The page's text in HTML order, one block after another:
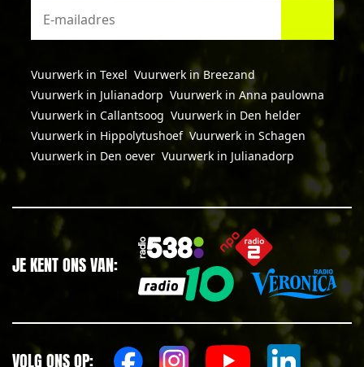
Vuurwerk in Texel Vuurwerk in Breezand
Vuurwerk in Julianadorp Vuurwerk in Anna paulowna
Vuurwerk in Callantsoog Vuurwerk in Den helder
Vuurwerk in Hippolytushoef Vuurwerk in Schagen
Vuurwerk in Den oever Vuurwerk in Julianadorp
JE KENT ONS VAN:
VOLG ONS OP: